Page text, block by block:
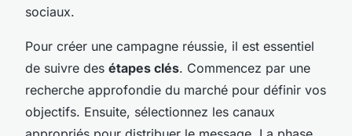
sociaux.
Pour créer une campagne réussie, il est essentiel
de suivre des étapes clés. Commencez par une
recherche approfondie du marché pour définir vos
objectifs. Ensuite, sélectionnez les canaux